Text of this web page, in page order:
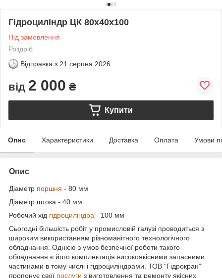
Гідроциліндр ЦК 80х40х100
Під замовлення
Роздріб
Відправка з 21 серпня 2026
від 2 000 ₴
Купити
Опис Характеристики Доставка Оплата Умови
Опис
Діаметр поршня - 80 мм
Діаметр штока - 40 мм
Робочий хід гідроциліндра - 100 мм
Сьогодні більшість робіт у промисловій галузі проводиться з
широким використанням різноманітного технологічного
обладнання. Однією з умов безпечної роботи такого
обладнання є його комплектація високоякісними запасними
частинами в тому числі і гідроциліндрами. ТОВ "Гідрокран"
пропонує свої послуги з виготовлення та ремонту якісних